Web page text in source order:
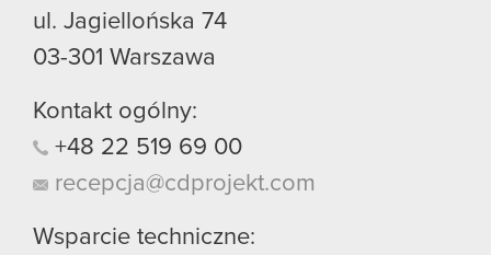
ul. Jagiellońska 74
03-301 Warszawa
Kontakt ogólny:
+48 22 519 69 00
recepcja@cdprojekt.com
Wsparcie techniczne: